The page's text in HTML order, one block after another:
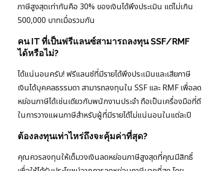
ภาษีสูงสุดเท่ากันคือ 30% ของเงินได้พึงประเมิน แต่ไม่เกิน
500,000 บาทเมื่อรวมกัน
คน IT ที่เป็นฟรีแลนซ์สามารถลงทุน SSF/RMF
ได้หรือไม่?
ได้แน่นอนครับ! ฟรีแลนซ์ที่มีรายได้พึงประเมินและเสียภาษี
เงินได้บุคคลธรรมดา สามารถลงทุนใน SSF และ RMF เพื่อลด
หย่อนภาษีได้เช่นเดียวกับพนักงานประจำ ถือเป็นเครื่องมือที่ดี
ในการวางแผนภาษีสำหรับผู้ที่มีรายได้ไม่แน่นอนในแต่ละปี
ต้องลงทุนเท่าไหร่ถึงจะคุ้มค่าที่สุด?
คุณควรลงทุนให้เต็มวงเงินลดหย่อนภาษีสูงสุดที่คุณมีสิทธิ์